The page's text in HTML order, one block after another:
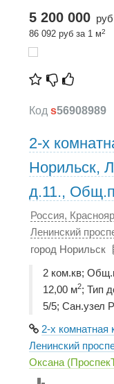
5 200 000 руб
86 092 руб за 1 м2
Код s56908989
2-х
Норильск,
д.11.,
Россия,
Ленинский
город Норильск
2 ком.кв;
12,00 м2; Тип
5/5; Сан.узел
2-х комнатная
Ленинский
Оксана